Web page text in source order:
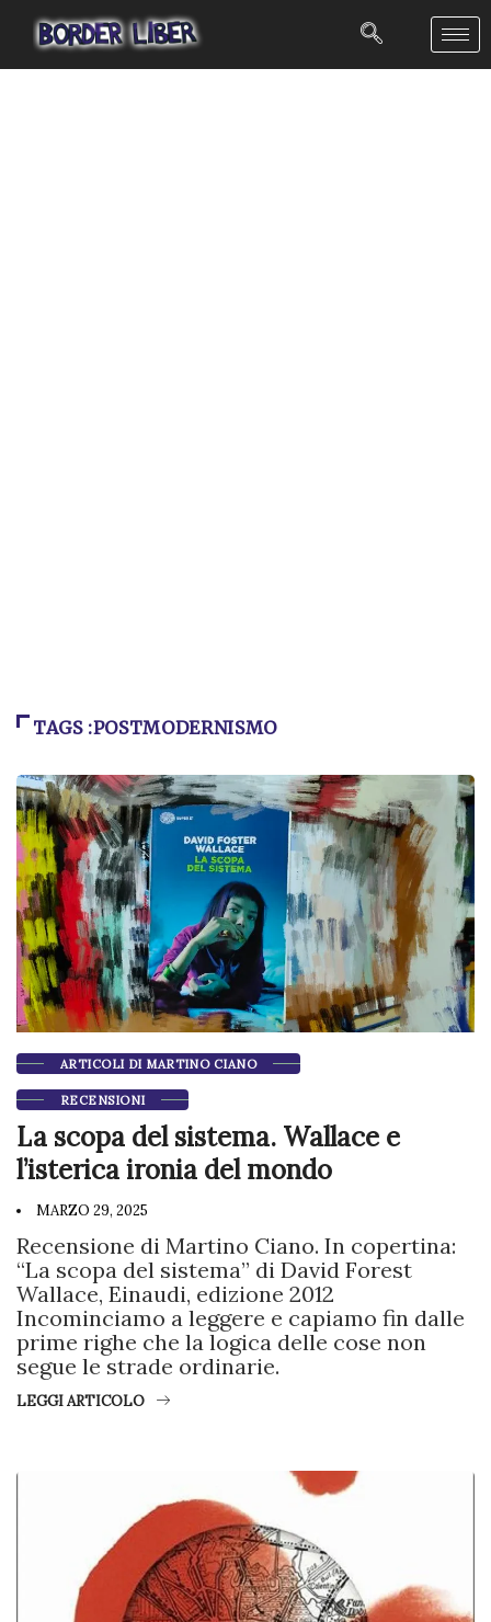
TAGS :POSTMODERNISMO
ARTICOLI DI MARTINO CIANO
RECENSIONI
La scopa del sistema. Wallace e
l’isterica ironia del mondo
MARZO 29, 2025
Recensione di Martino Ciano. In copertina:
“La scopa del sistema” di David Forest
Wallace, Einaudi, edizione 2012
Incominciamo a leggere e capiamo fin dalle
prime righe che la logica delle cose non
segue le strade ordinarie.
LEGGI ARTICOLO